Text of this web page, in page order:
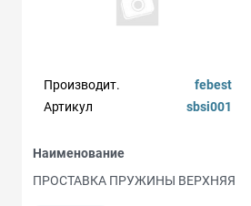
Производит.
febest
Артикул
sbsi001
Наименование
ПРОСТАВКА ПРУЖИНЫ ВЕРХНЯЯ